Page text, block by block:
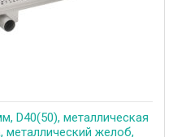
D40(50), металлическая
металлический желоб,